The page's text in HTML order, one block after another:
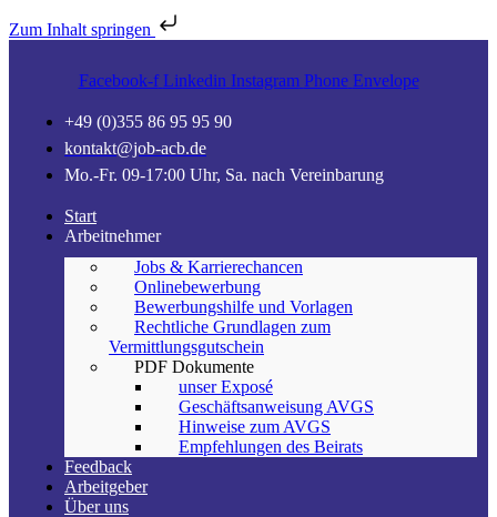
Zum Inhalt springen
Facebook-f Linkedin Instagram Phone Envelope
+49 (0)355 86 95 95 90
kontakt@job-acb.de
Mo.-Fr. 09-17:00 Uhr, Sa. nach Vereinbarung
Start
Arbeitnehmer
Jobs & Karrierechancen
Onlinebewerbung
Bewerbungshilfe und Vorlagen
Rechtliche Grundlagen zum
Vermittlungsgutschein
PDF Dokumente
unser Exposé
Geschäftsanweisung AVGS
Hinweise zum AVGS
Empfehlungen des Beirats
Feedback
Arbeitgeber
Über uns